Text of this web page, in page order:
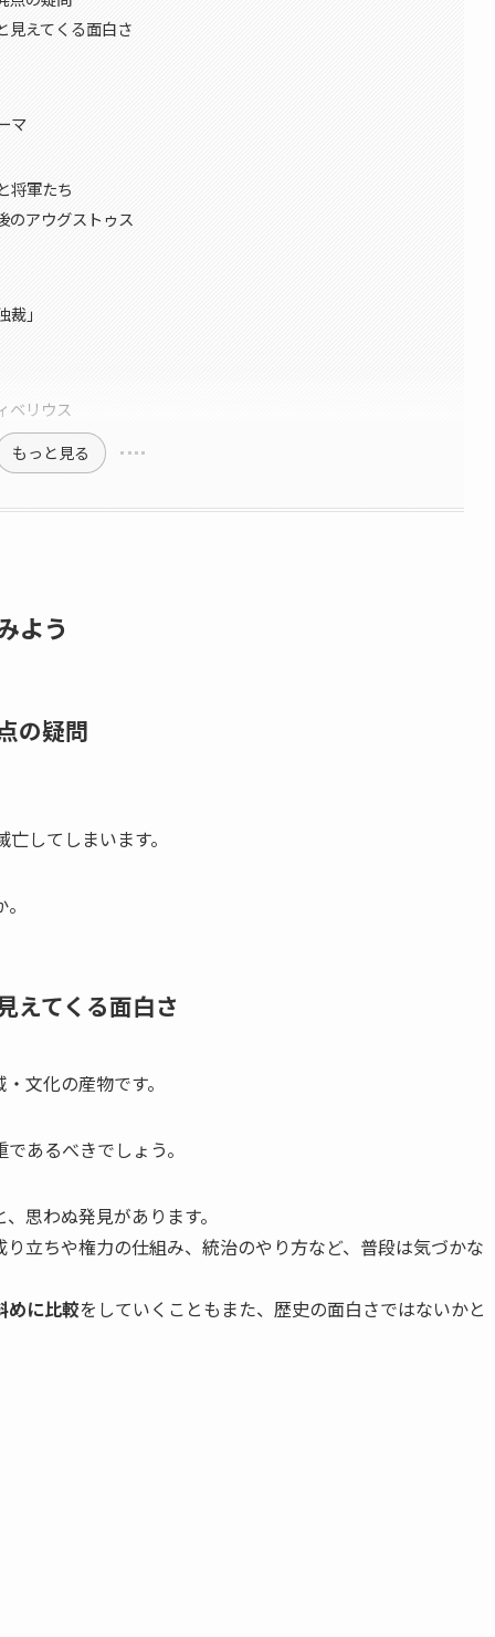
見えてくる面白さ
マ
将軍たち
のアウグストゥス
」
ベリウス
もっと見る
よう
の疑問
してしまいます。
えてくる面白さ
文化の産物です。
あるべきでしょう。
思わぬ発見があります。
立ちや権力の仕組み、統治のやり方など、普段は気づかな
めに比較をしていくこともまた、歴史の面白さではないかと